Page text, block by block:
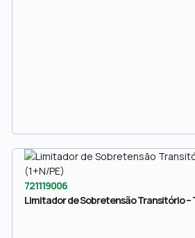
721119006
Limitador de Sobretensão Transitório –